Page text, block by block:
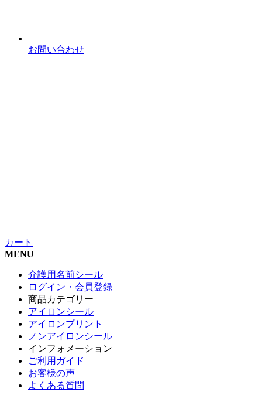
お問い合わせ
カート
MENU
介護用名前シール
ログイン・会員登録
商品カテゴリー
アイロンシール
アイロンプリント
ノンアイロンシール
インフォメーション
ご利用ガイド
お客様の声
よくある質問